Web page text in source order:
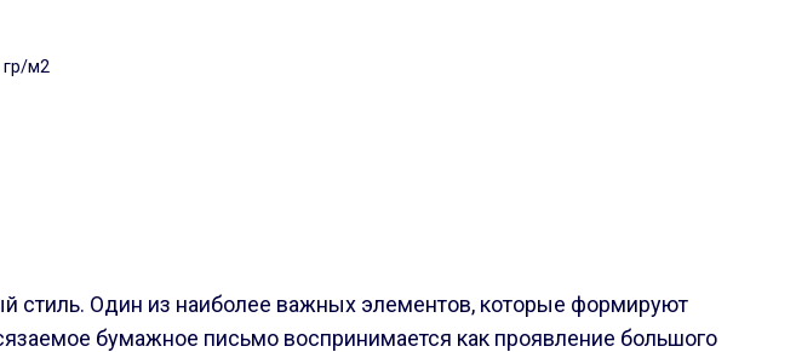
гр/м2
стиль. Один из наиболее важных элементов, которые формируют
бумажное письмо воспринимается как проявление большого